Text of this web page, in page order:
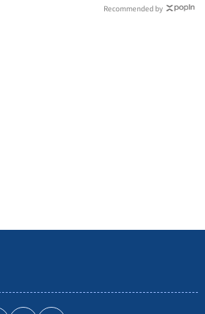
Recommended by